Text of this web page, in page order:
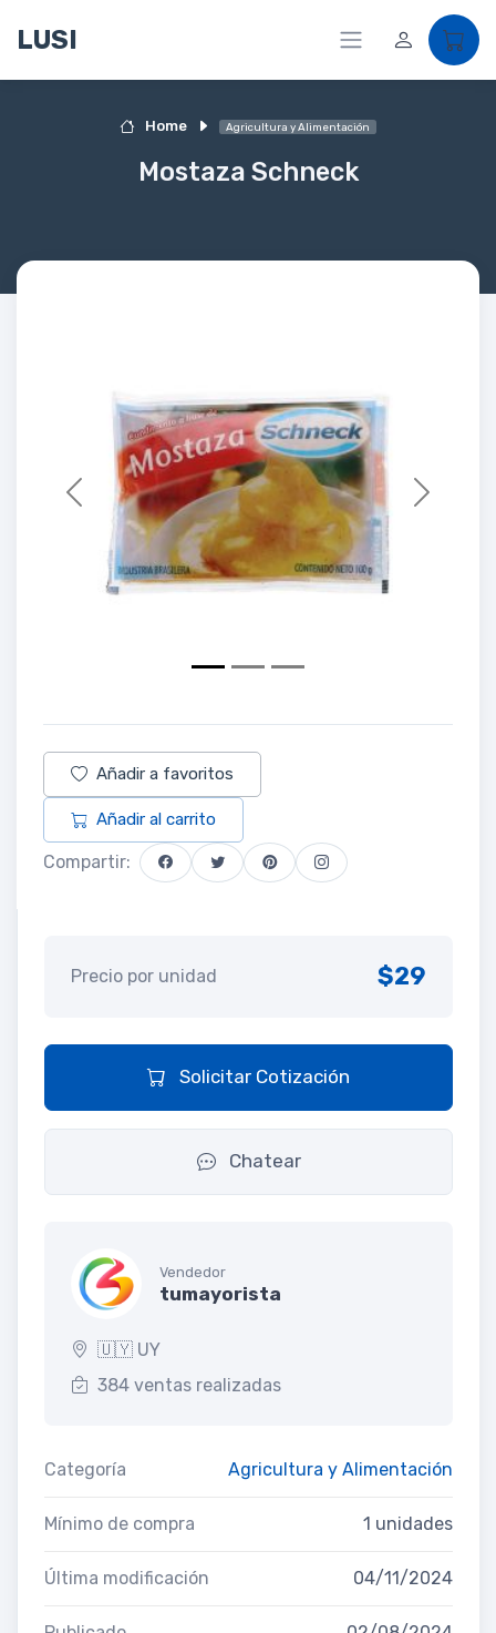
LUSI
Home Agricultura y Alimentación
Mostaza Schneck
Previous Next
Añadir a favoritos
Añadir al carrito
Compartir:
Precio por unidad $29
Solicitar Cotización
Chatear
Vendedor
tumayorista
🇺🇾 UY
384 ventas realizadas
Categoría Agricultura y Alimentación
Mínimo de compra 1 unidades
Última modificación 04/11/2024